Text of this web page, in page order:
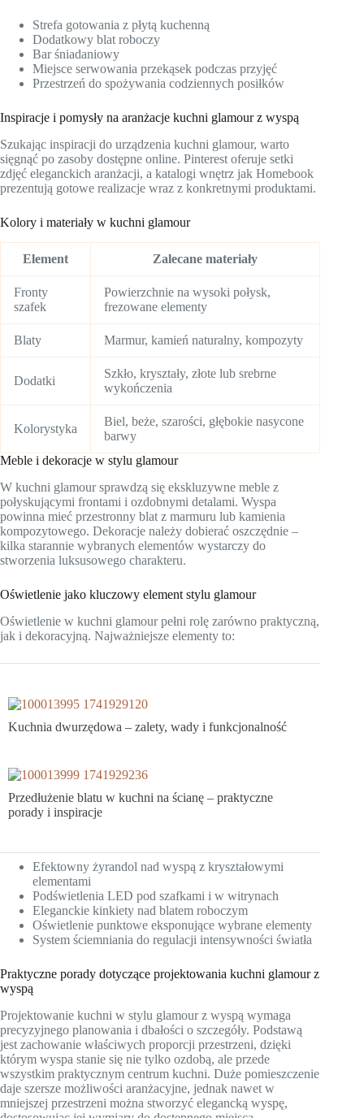
Strefa gotowania z płytą kuchenną
Dodatkowy blat roboczy
Bar śniadaniowy
Miejsce serwowania przekąsek podczas przyjęć
Przestrzeń do spożywania codziennych posiłków
Inspiracje i pomysły na aranżacje kuchni glamour z wyspą
Szukając inspiracji do urządzenia kuchni glamour, warto
sięgnąć po zasoby dostępne online. Pinterest oferuje setki
zdjęć eleganckich aranżacji, a katalogi wnętrz jak Homebook
prezentują gotowe realizacje wraz z konkretnymi produktami.
Kolory i materiały w kuchni glamour
Element Zalecane materiały
Fronty
szafek
Powierzchnie na wysoki połysk,
frezowane elementy
Blaty Marmur, kamień naturalny, kompozyty
Dodatki
Szkło, kryształy, złote lub srebrne
wykończenia
Kolorystyka
Biel, beże, szarości, głębokie nasycone
barwy
Meble i dekoracje w stylu glamour
W kuchni glamour sprawdzą się ekskluzywne meble z
połyskującymi frontami i ozdobnymi detalami. Wyspa
powinna mieć przestronny blat z marmuru lub kamienia
kompozytowego. Dekoracje należy dobierać oszczędnie –
kilka starannie wybranych elementów wystarczy do
stworzenia luksusowego charakteru.
Oświetlenie jako kluczowy element stylu glamour
Oświetlenie w kuchni glamour pełni rolę zarówno praktyczną,
jak i dekoracyjną. Najważniejsze elementy to:
Kuchnia dwurzędowa – zalety, wady i funkcjonalność
Przedłużenie blatu w kuchni na ścianę – praktyczne
porady i inspiracje
Efektowny żyrandol nad wyspą z kryształowymi
elementami
Podświetlenia LED pod szafkami i w witrynach
Eleganckie kinkiety nad blatem roboczym
Oświetlenie punktowe eksponujące wybrane elementy
System ściemniania do regulacji intensywności światła
Praktyczne porady dotyczące projektowania kuchni glamour z
wyspą
Projektowanie kuchni w stylu glamour z wyspą wymaga
precyzyjnego planowania i dbałości o szczegóły. Podstawą
jest zachowanie właściwych proporcji przestrzeni, dzięki
którym wyspa stanie się nie tylko ozdobą, ale przede
wszystkim praktycznym centrum kuchni. Duże pomieszczenie
daje szersze możliwości aranżacyjne, jednak nawet w
mniejszej przestrzeni można stworzyć elegancką wyspę,